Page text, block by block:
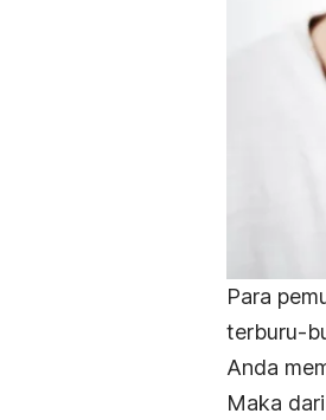
Para
terburu-
Anda
Maka